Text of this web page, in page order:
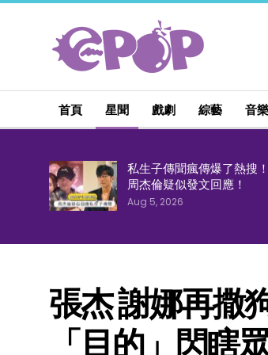
首頁 星聞 戲劇 綜藝 音樂
私生子傳聞瘋傳爆了熱搜！
周杰倫疑似發文回應！
Aug 5, 2026
張杰 謝娜再撒
「目的」閃瞎